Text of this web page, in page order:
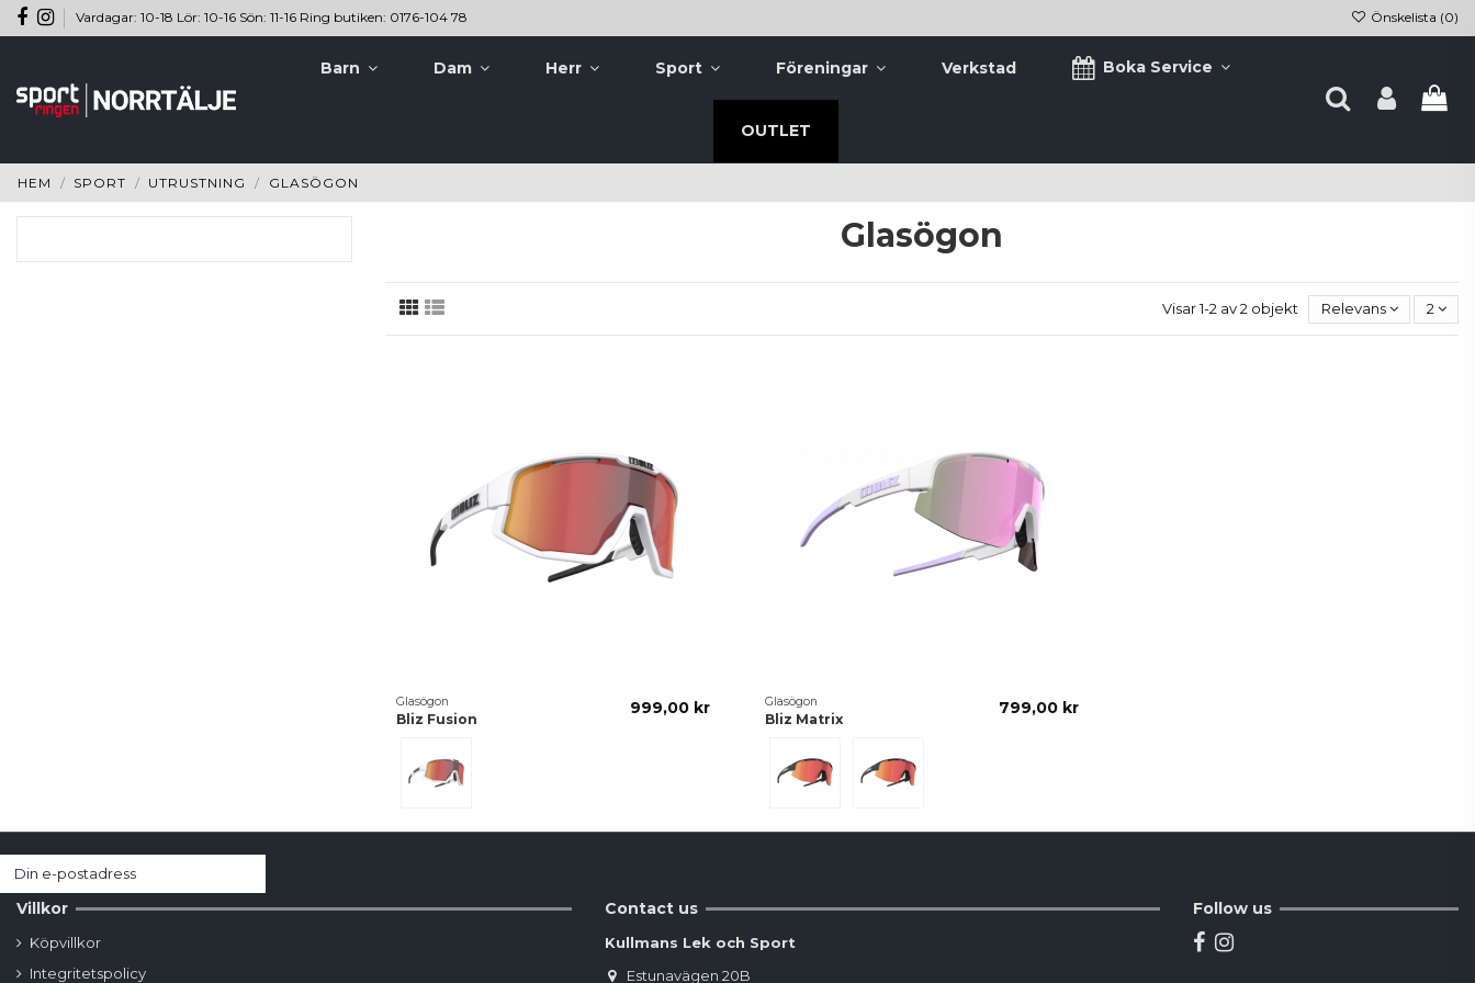
Vardagar: 10-18 Lör: 10-16 Sön: 11-16 Ring butiken: 0176-104 78 Önskelista (0)
Barn Dam Herr Sport Föreningar Verkstad Boka Service
OUTLET
HEM SPORT UTRUSTNING GLASÖGON
Glasögon
Visar 1-2 av 2 objekt Relevans 2
Glasögon
Bliz Fusion
999,00 kr Glasögon
Bliz Matrix
799,00 kr
Villkor
Köpvillkor
Integritetspolicy
Contact us
Kullmans Lek och Sport
Estunavägen 20B
Follow us